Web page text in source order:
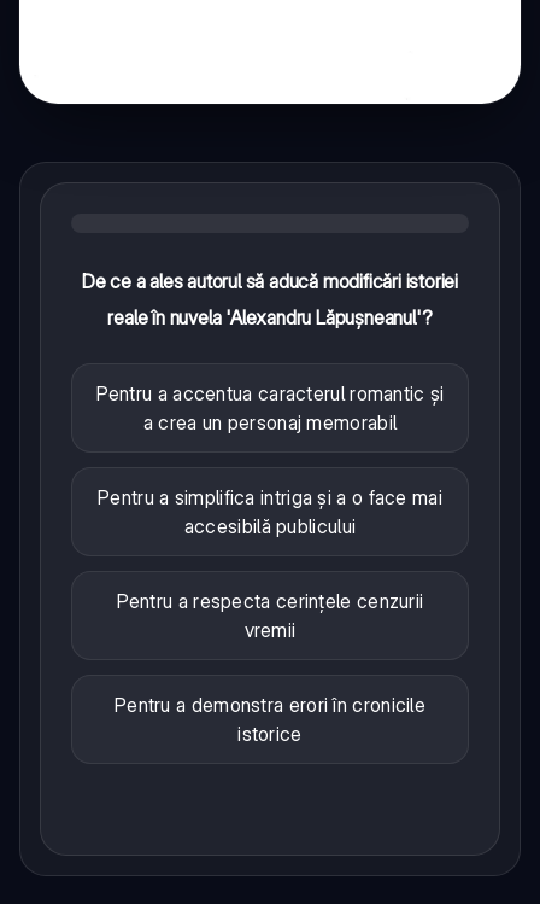
De ce a ales autorul să aducă modificări istoriei
reale în nuvela 'Alexandru Lăpușneanul'?
Pentru a accentua caracterul romantic și
a crea un personaj memorabil
Pentru a simplifica intriga și a o face mai
accesibilă publicului
Pentru a respecta cerințele cenzurii
vremii
Pentru a demonstra erori în cronicile
istorice